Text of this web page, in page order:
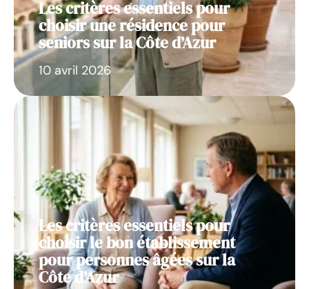
Les critères essentiels pour
choisir une résidence pour
seniors sur la Côte d’Azur
10 avril 2026
Les critères essentiels pour
choisir le bon établissement
pour personnes âgées sur la
Côte d’Azur